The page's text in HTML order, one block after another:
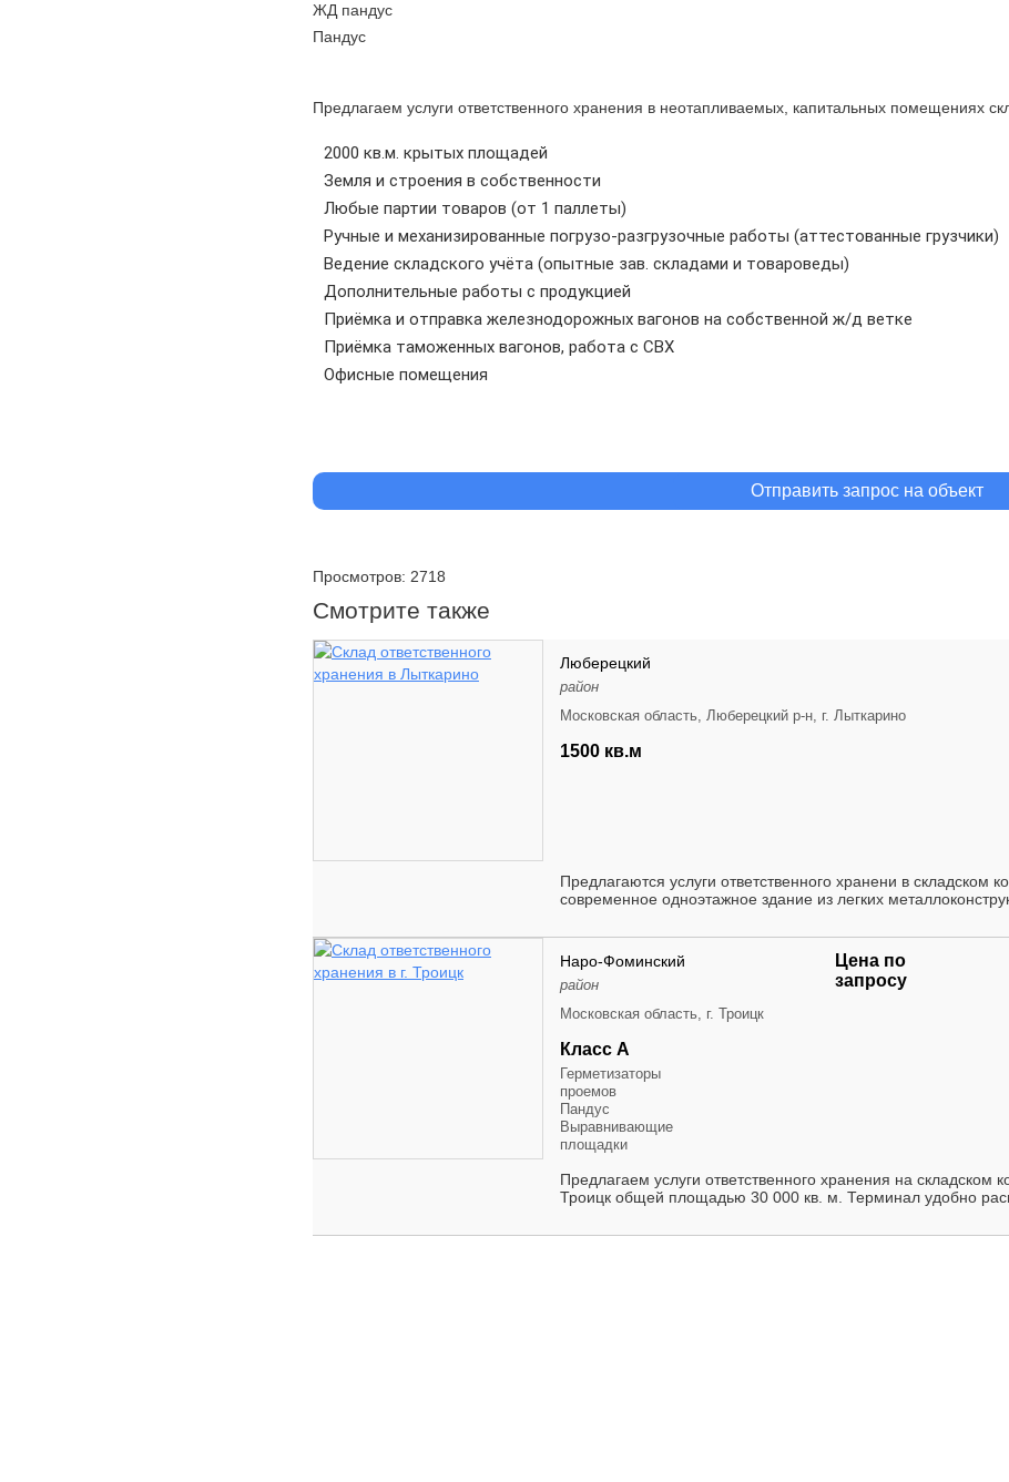
ЖД пандус
Пандус
Предлагаем услуги ответственного хранения в неотапливаемых, капитальных помещениях
2000 кв.м. крытых площадей
Земля и строения в собственности
Любые партии товаров (от 1 паллеты)
Ручные и механизированные погрузо-разгрузочные работы (аттестованные грузчики)
Ведение складского учёта (опытные зав. складами и товароведы)
Дополнительные работы с продукцией
Приёмка и отправка железнодорожных вагонов на собственной ж/д ветке
Приёмка таможенных вагонов, работа с СВХ
Офисные помещения
Отправить запрос на объект
Просмотров: 2718
Смотрите также
Люберецкий
район
Московская область, Люберецкий р-н, г. Лыткарино
1500 кв.м
Предлагаются услуги ответственного хранени в складском
современное одноэтажное здание из легких
Наро-Фоминский
район
Московская область, г. Троицк
Цена по
запросу
Класс А
Герметизаторы
проемов
Пандус
Выравнивающие
площадки
Предлагаем услуги ответственного хранения на складском
Троицк общей площадью 30 000 кв. м. Терминал удобно